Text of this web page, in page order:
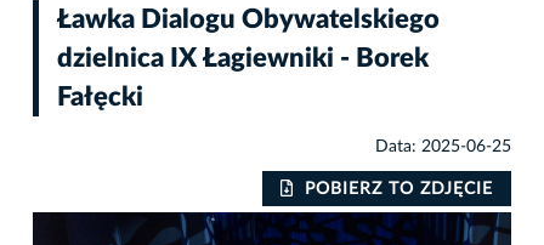
Ławka Dialogu Obywatelskiego
dzielnica IX Łagiewniki - Borek
Fałęcki
Data: 2025-06-25
POBIERZ TO ZDJĘCIE